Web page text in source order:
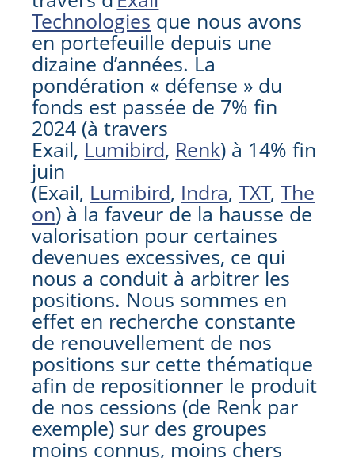
Technologies que nous avons
en portefeuille depuis une
dizaine d’années. La
pondération « défense » du
fonds est passée de 7% fin
2024 (à travers
Exail, Lumibird, Renk) à 14% fin
juin
(Exail, Lumibird, Indra,TXT,The
on) à la faveur de la hausse de
valorisation pour certaines
devenues excessives, ce qui
nous a conduit à arbitrer les
positions. Nous sommes en
effet en recherche constante
de renouvellement de nos
positions sur cette thématique
afin de repositionner le produit
de nos cessions (de Renk par
exemple) sur des groupes
moins connus, moins chers